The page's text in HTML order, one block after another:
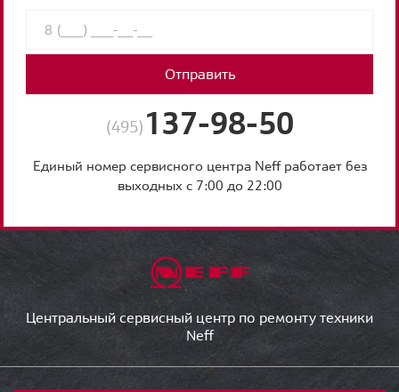
Отправить
(495) 137-98-50
Единый номер сервисного центра Neff работает без
выходных с 7:00 до 22:00
Центральный сервисный центр по ремонту техники
Neff